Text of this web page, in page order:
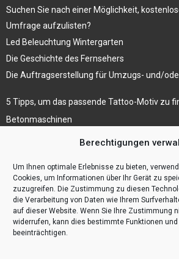
Berechtigungen
Um Ihnen optimale Erlebnisse zu bieten,
Cookies, um Informationen über Ihr Gerät zu
zuzugreifen. Die Zustimmung zu diesen
die Verarbeitung von Daten wie Ihrem
auf dieser Website. Wenn Sie Ihre Zustimmung
widerrufen, kann dies bestimmte Funktionen
beeinträchtigen.
Suchen Sie nach einer Möglichkeit,
Umfrage aufzulisten?
Led Beleuchtung Wintergarten
Die Geschichte des Fernsehers
Die Auftragserstellung für Umzugs- und/
5 Tipps, um das passende Tattoo-Motiv zu
Betonmaschinen
Effizienzsteigerung